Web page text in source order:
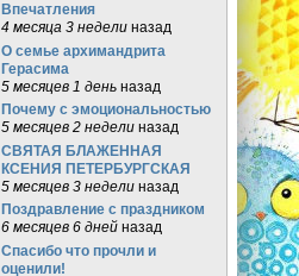
Впечатления
4 месяца 3 неделиназад
О семье архимандрита
Герасима
5 месяцев 1 деньназад
Почему с эмоциональностью
5 месяцев 2 неделиназад
СВЯТАЯ БЛАЖЕННАЯ
КСЕНИЯ ПЕТЕРБУРГСКАЯ
5 месяцев 3 неделиназад
Поздравление с праздником
6 месяцев 6 днейназад
Спасибо что прочли и
оценили!